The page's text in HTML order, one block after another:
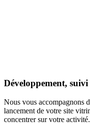
Développement,
Nous vous accompagnons
lancement de votre site
concentrer sur votre activité.